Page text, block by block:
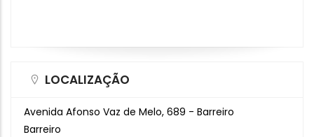
LOCALIZAÇÃO
Avenida Afonso Vaz de Melo, 689 - Barreiro
Barreiro